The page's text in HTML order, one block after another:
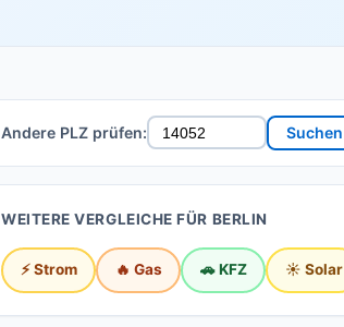
Andere PLZ prüfen: Suchen
WEITERE VERGLEICHE FÜR BERLIN
⚡ Strom 🔥 Gas 🚗 KFZ ☀️ Solar